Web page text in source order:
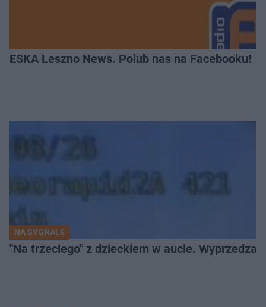
ESKA Leszno News. Polub nas na Facebooku!
NA SYGNALE
"Na trzeciego" z dzieckiem w aucie.